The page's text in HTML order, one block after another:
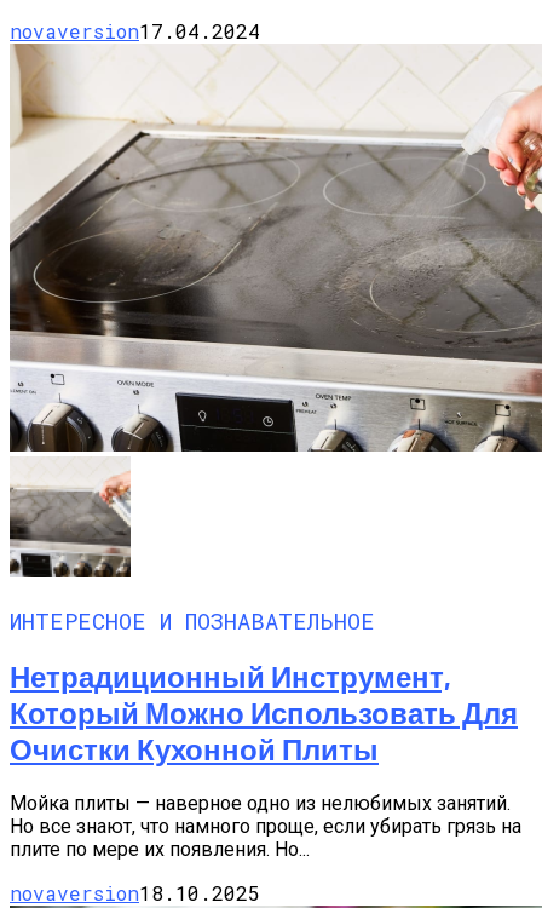
novaversion17.04.2024
ИНТЕРЕСНОЕ И ПОЗНАВАТЕЛЬНОЕ
Нетрадиционный Инструмент,
Который Можно Использовать Для
Очистки Кухонной Плиты
Мойка плиты — наверное одно из нелюбимых занятий.
Но все знают, что намного проще, если убирать грязь на
плите по мере их появления. Но...
novaversion18.10.2025